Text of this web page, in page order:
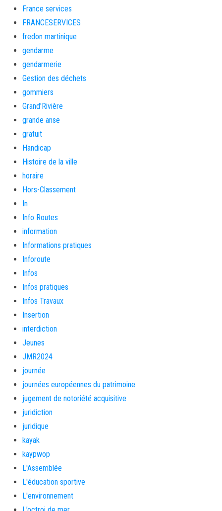
France services
FRANCESERVICES
fredon martinique
gendarme
gendarmerie
Gestion des déchets
gommiers
Grand'Rivière
grande anse
gratuit
Handicap
Histoire de la ville
horaire
Hors-Classement
In
Info Routes
information
Informations pratiques
Inforoute
Infos
Infos pratiques
Infos Travaux
Insertion
interdiction
Jeunes
JMR2024
journée
journées européennes du patrimoine
jugement de notoriété acquisitive
juridiction
juridique
kayak
kaypwop
L'Assemblée
L'éducation sportive
L'environnement